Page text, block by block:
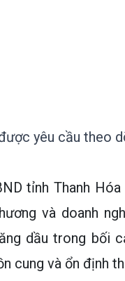
yêu cầu theo
tỉnh Thanh
và doanh
dầu trong bối
cung và ổn định